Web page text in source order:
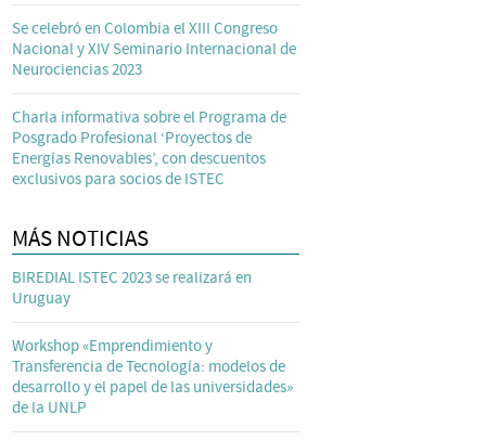
Se celebró en Colombia el XIII Congreso
Nacional y XIV Seminario Internacional de
Neurociencias 2023
Charla informativa sobre el Programa de
Posgrado Profesional ‘Proyectos de
Energías Renovables’, con descuentos
exclusivos para socios de ISTEC
MÁS NOTICIAS
BIREDIAL ISTEC 2023 se realizará en
Uruguay
Workshop «Emprendimiento y
Transferencia de Tecnología: modelos de
desarrollo y el papel de las universidades»
de la UNLP